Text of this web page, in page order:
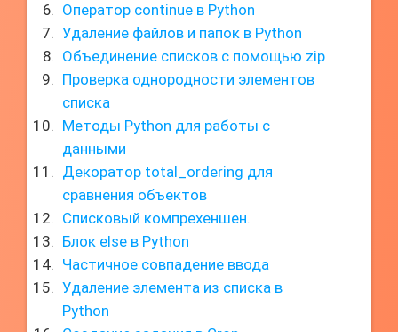
Оператор continue в Python
Удаление файлов и папок в Python
Объединение списков с помощью zip
Проверка однородности элементов
списка
Методы Python для работы с
данными
Декоратор total_ordering для
сравнения объектов
Списковый компрехеншен.
Блок else в Python
Частичное совпадение ввода
Удаление элемента из списка в
Python